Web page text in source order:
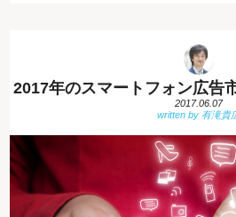
2017年のスマートフォン広告
2017.06.07